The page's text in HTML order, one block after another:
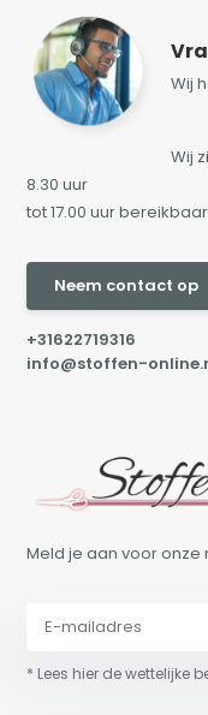
Wij
Wij
8.30 uur
tot 17.00 uur
Neem contact op
+31622719316
info@stoffen-
Meld je aan voor onze
* Lees hier de wettelijke